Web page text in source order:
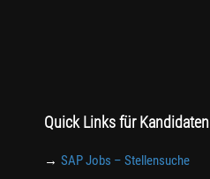
Quick Links für Kandidaten
→ SAP Jobs – Stellensuche